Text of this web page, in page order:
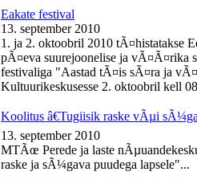
Eakate festival
13. september 2010
1. ja 2. oktoobril 2010 tÃ¤histatakse
pÃ¤eva suurejoonelise ja vÃ¤Ã¤rika
festivaliga "Aastad tÃ¤is sÃ¤ra ja
Kultuurikeskusesse 2. oktoobril kell
Koolitus â€Tugiisik raske vÃµi
13. september 2010
MTÃœ Perede ja laste
raske ja sÃ¼gava puudega lapsele"...